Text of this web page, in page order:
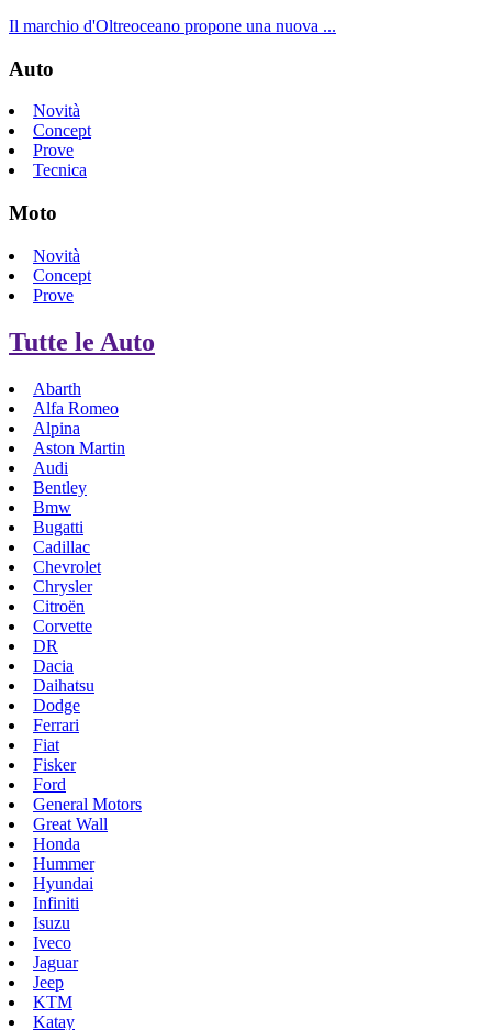
Il marchio d'Oltreoceano propone una nuova ...
Auto
Novità
Concept
Prove
Tecnica
Moto
Novità
Concept
Prove
Tutte le Auto
Abarth
Alfa Romeo
Alpina
Aston Martin
Audi
Bentley
Bmw
Bugatti
Cadillac
Chevrolet
Chrysler
Citroën
Corvette
DR
Dacia
Daihatsu
Dodge
Ferrari
Fiat
Fisker
Ford
General Motors
Great Wall
Honda
Hummer
Hyundai
Infiniti
Isuzu
Iveco
Jaguar
Jeep
KTM
Katay